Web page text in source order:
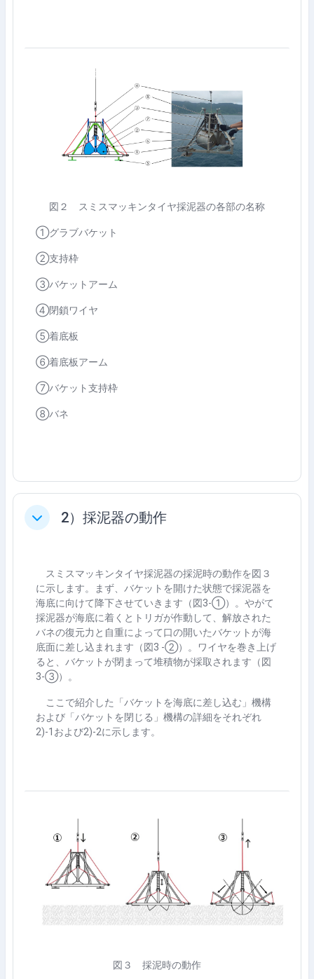
図２ スミスマッキンタイヤ採泥器の各部の名称
①グラブバケット
②支持枠
③バケットアーム
④閉鎖ワイヤ
⑤着底板
⑥着底板アーム
⑦バケット支持枠
⑧バネ
축소 2）採泥器の動作
スミスマッキンタイヤ採泥器の採泥時の動作を図３
に示します。まず、バケットを開けた状態で採泥器を
海底に向けて降下させていきます（図3-①）。やがて
採泥器が海底に着くとトリガが作動して、解放された
バネの復元力と自重によって口の開いたバケットが海
底面に差し込まれます（図3 -②）。ワイヤを巻き上げ
ると、バケットが閉まって堆積物が採取されます（図
3-③）。
ここで紹介した「バケットを海底に差し込む」機構
および「バケットを閉じる」機構の詳細をそれぞれ
2)-1 および2)-2に示します。
図３ 採泥時の動作